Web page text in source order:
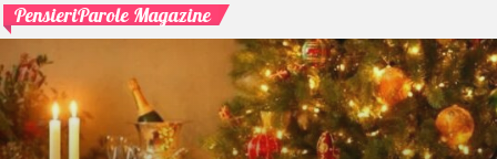
PensieriParole Magazine